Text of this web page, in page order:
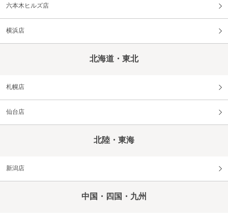
六本木ヒルズ店
横浜店
北海道・東北
札幌店
仙台店
北陸・東海
新潟店
中国・四国・九州